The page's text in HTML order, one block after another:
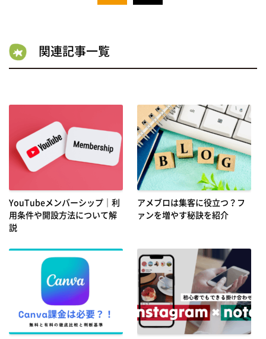
関連記事一覧
YouTubeメンバーシップ｜利
用条件や開設方法について解
説
アメブロは集客に役立つ？フ
ァンを増やす秘訣を紹介